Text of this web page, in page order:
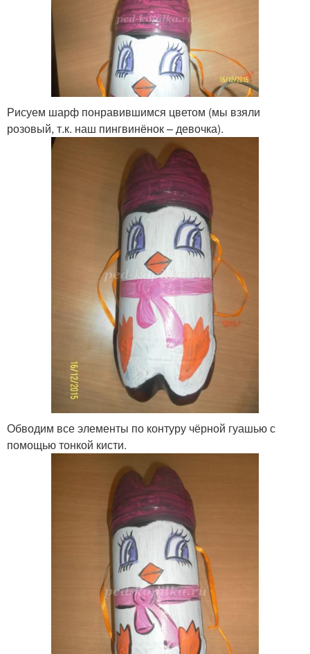
Рисуем шарф понравившимся цветом (мы взяли
розовый, т.к. наш пингвинёнок – девочка).
Обводим все элементы по контуру чёрной гуашью с
помощью тонкой кисти.